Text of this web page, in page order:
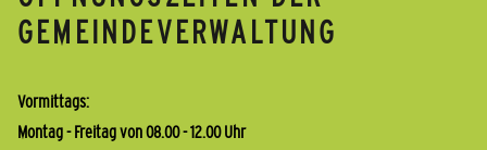
GEMEINDEVERWALTUNG
Vormittags:
Montag - Freitag von 08.00 - 12.00 Uhr